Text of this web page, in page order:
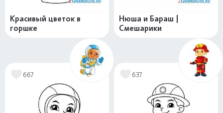
Красивый цветок в
горшке
Нюша и Бараш |
Смешарики
667 637